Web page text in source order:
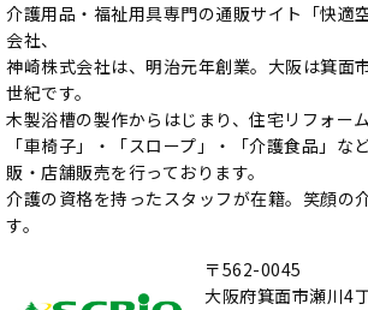
介護用品・福祉用具専門の通販サイト「快適
会社、
神崎株式会社は、明治元年創業。大阪は箕面
世紀です。
木製浴槽の製作からはじまり、住宅リフォー
「車椅子」・「スロープ」・「介護食品」な
販・店舗販売を行っております。
介護の資格を持ったスタッフが在籍。笑顔の
す。
〒562-0045
大阪府箕面市瀬川4